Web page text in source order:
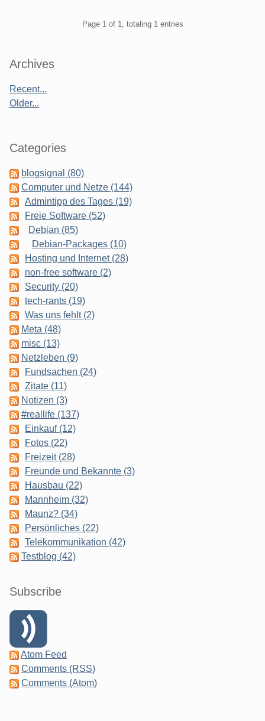
Page 1 of 1, totaling 1 entries
Sidebar
Archives
Recent...
Older...
Categories
blogsignal (80)
Computer und Netze (144)
Admintipp des Tages (19)
Freie Software (52)
Debian (85)
Debian-Packages (10)
Hosting und Internet (28)
non-free software (2)
Security (20)
tech-rants (19)
Was uns fehlt (2)
Meta (48)
misc (13)
Netzleben (9)
Fundsachen (24)
Zitate (11)
Notizen (3)
#reallife (137)
Einkauf (12)
Fotos (22)
Freizeit (28)
Freunde und Bekannte (3)
Hausbau (22)
Mannheim (32)
Maunz? (34)
Persönliches (22)
Telekommunikation (42)
Testblog (42)
Subscribe
Atom Feed
Comments (RSS)
Comments (Atom)